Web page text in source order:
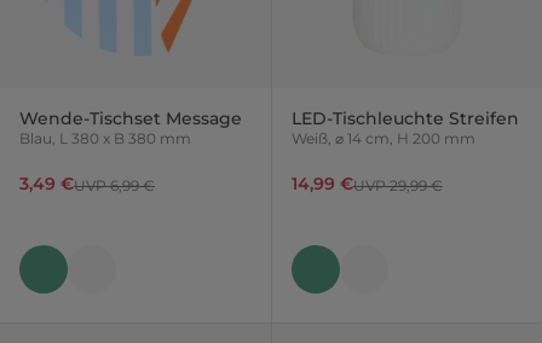
Wende-Tischset Message
Blau, L 380 x B 380 mm
3,49 €UVP 6,99 €
LED-Tischleuchte Streifen
Weiß, ⌀ 14 cm, H 200 mm
14,99 €UVP 29,99 €